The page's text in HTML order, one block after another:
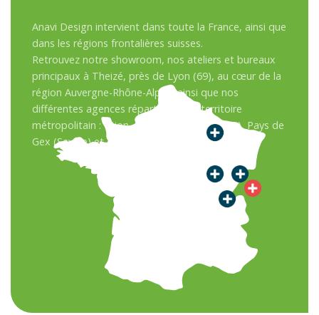
Anavi Design intervient dans toute la France, ainsi que
dans les régions frontalières suisses.
Retrouvez notre showroom, nos ateliers et bureaux
principaux à Theizé, près de Lyon (69), au cœur de la
région Auvergne-Rhône-Alpes, ainsi que nos
différentes agences réparties sur le territoire
métropolitain : Dijon, Besançon, Sens (Paris), Pays de
Gex (Savoie) et en Suisse.